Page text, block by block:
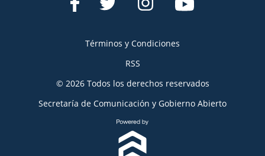
Términos y Condiciones
RSS
© 2026 Todos los derechos reservados
Secretaría de Comunicación y Gobierno Abierto